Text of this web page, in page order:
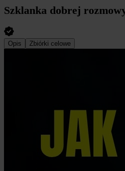
Szklanka dobrej
Opis Zbiórki celowe